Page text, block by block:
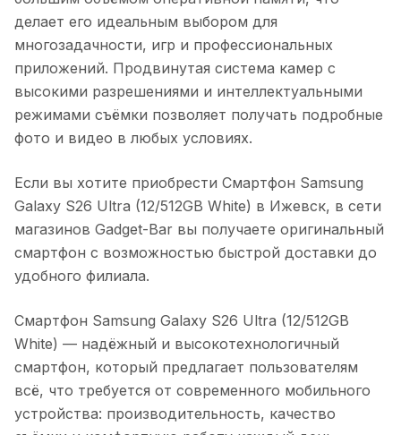
делает его идеальным выбором для
многозадачности, игр и профессиональных
приложений. Продвинутая система камер с
высокими разрешениями и интеллектуальными
режимами съёмки позволяет получать подробные
фото и видео в любых условиях.
Если вы хотите приобрести Смартфон Samsung
Galaxy S26 Ultra (12/512GB White) в Ижевск, в сети
магазинов Gadget-Bar вы получаете оригинальный
смартфон с возможностью быстрой доставки до
удобного филиала.
Смартфон Samsung Galaxy S26 Ultra (12/512GB
White) — надёжный и высокотехнологичный
смартфон, который предлагает пользователям
всё, что требуется от современного мобильного
устройства: производительность, качество